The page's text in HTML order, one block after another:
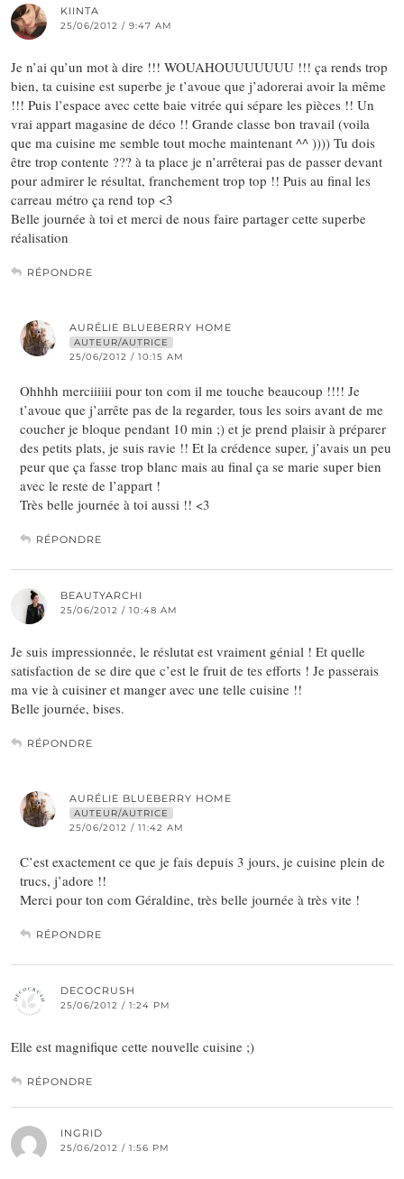
KIINTA
25/06/2012 / 9:47 AM
Je n’ai qu’un mot à dire !!! WOUAHOUUUUUUU !!! ça rends trop
bien, ta cuisine est superbe je t’avoue que j’adorerai avoir la même
!!! Puis l’espace avec cette baie vitrée qui sépare les pièces !! Un
vrai appart magasine de déco !! Grande classe bon travail (voila
que ma cuisine me semble tout moche maintenant ^^ )))) Tu dois
être trop contente ??? à ta place je n’arrêterai pas de passer devant
pour admirer le résultat, franchement trop top !! Puis au final les
carreau métro ça rend top <3
Belle journée à toi et merci de nous faire partager cette superbe
réalisation
RÉPONDRE
AURÉLIE BLUEBERRY HOME
AUTEUR/AUTRICE
25/06/2012 / 10:15 AM
Ohhhh merciiiiii pour ton com il me touche beaucoup !!!! Je
t’avoue que j’arrête pas de la regarder, tous les soirs avant de me
coucher je bloque pendant 10 min ;) et je prend plaisir à préparer
des petits plats, je suis ravie !! Et la crédence super, j’avais un peu
peur que ça fasse trop blanc mais au final ça se marie super bien
avec le reste de l’appart !
Très belle journée à toi aussi !! <3
RÉPONDRE
BEAUTYARCHI
25/06/2012 / 10:48 AM
Je suis impressionnée, le réslutat est vraiment génial ! Et quelle
satisfaction de se dire que c’est le fruit de tes efforts ! Je passerais
ma vie à cuisiner et manger avec une telle cuisine !!
Belle journée, bises.
RÉPONDRE
AURÉLIE BLUEBERRY HOME
AUTEUR/AUTRICE
25/06/2012 / 11:42 AM
C’est exactement ce que je fais depuis 3 jours, je cuisine plein de
trucs, j’adore !!
Merci pour ton com Géraldine, très belle journée à très vite !
RÉPONDRE
DECOCRUSH
25/06/2012 / 1:24 PM
Elle est magnifique cette nouvelle cuisine ;)
RÉPONDRE
INGRID
25/06/2012 / 1:56 PM